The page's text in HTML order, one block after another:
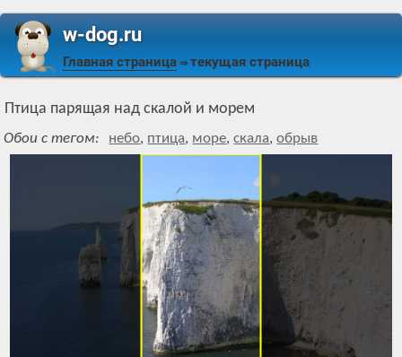
w-dog.ru
Главная страница ⇒ текущая страница
Птица парящая над скалой и морем
Обои с тегом: небо, птица, море,скала,обрыв